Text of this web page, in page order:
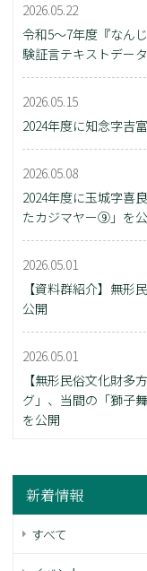
2026.05.22
令和5～7年度『なん
験証言テキストデー
2026.05.15
2024年度に知念字吉
2026.05.08
2024年度に玉城字喜
たカジマヤー⑨」を
2026.05.01
【資料群紹介】無形
公開
2026.05.01
【無形民俗文化財多
グ」、当間の「獅子
を公開
新着情報
すべて